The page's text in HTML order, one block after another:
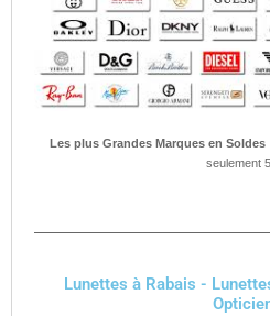
Les plus Grandes Marques en Soldes
seulement
Lunettes à Rabais -